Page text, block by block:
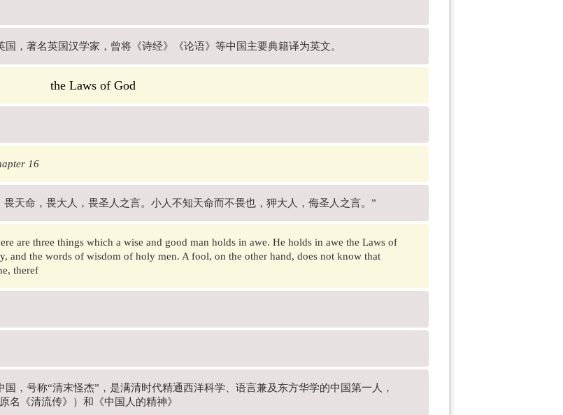
国，著名英国汉学家，曾将《诗经》《论语》等中国主要典籍译为英文。
the Laws of God
16
畏天命，畏大人，畏圣人之言。小人不知天命而不畏也，狎大人，侮圣人之言。”
are three things which a wise and good man holds in awe. He holds in awe the Laws of
and the words of wisdom of holy men. A fool, on the other hand, does not know that
theref
国，号称“清末怪杰”，是满清时代精通西洋科学、语言兼及东方华学的中国第一人，
名《清流传》）和《中国人的精神》